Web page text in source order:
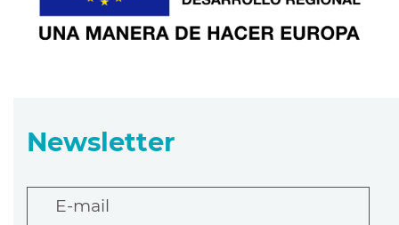
Newsletter
E-mail